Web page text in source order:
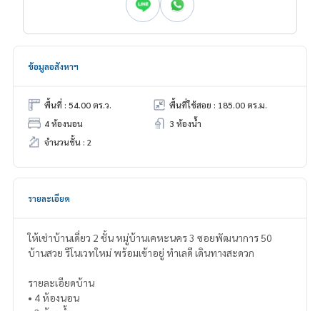
ข้อมูลอสังหาฯ
พื้นที่ : 54.00 ตร.ว.
พื้นที่ใช้สอย : 185.00 ตร.ม.
4 ห้องนอน
3 ห้องน้ำ
จำนวนชั้น : 2
รายละเอียด
ให้เช่าบ้านเดี่ยว 2 ชั้น หมู่บ้านเคหะนคร 3 ซอยพัฒนาการ 50
บ้านสวย รีโนเวทใหม่ พร้อมเข้าอยู่ ทำเลดี เดินทางสะดวก
รายละเอียดบ้าน
• 4 ห้องนอน